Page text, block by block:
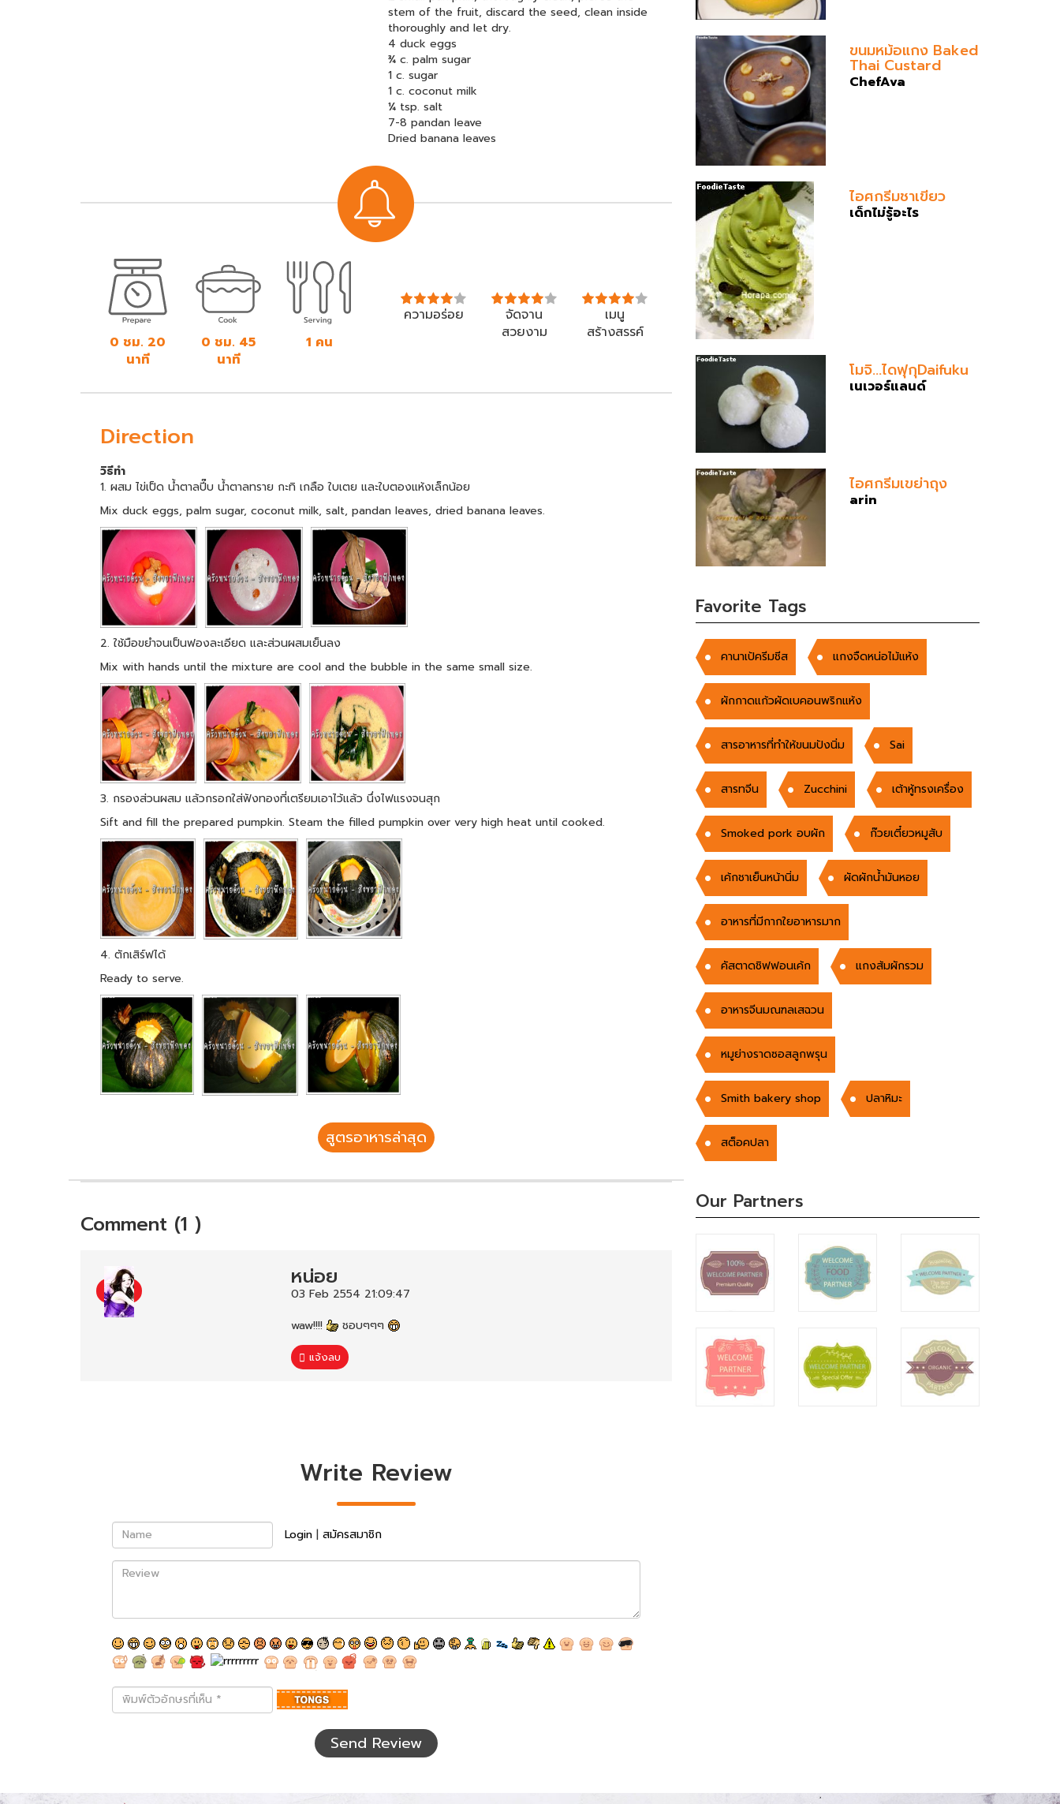
stem of the fruit, discard the seed, clean inside
thoroughly and let dry.
4 duck eggs
¾ c. palm sugar
1 c. sugar
1 c. coconut milk
¼ tsp. salt
7-8 pandan leave
Dried banana leaves
0 ชม. 20
นาที
0 ชม. 45
นาที
1 คน
ความอร่อย
จัดจาน
สวยงาม
เมนู
สร้างสรรค์
Direction
วิธีทำ
1. ผสม ไข่เป็ด น้ำตาลปี๊บ น้ำตาลทราย กะทิ เกลือ ใบเตย และใบตองแห้งเล็กน้อย
Mix duck eggs, palm sugar, coconut milk, salt, pandan leaves, dried banana leaves.
2. ใช้มือขยำจนเป็นฟองละเอียด และส่วนผสมเย็นลง
Mix with hands until the mixture are cool and the bubble in the same small size.
3. กรองส่วนผสม แล้วกรอกใส่ฟังทองที่เตรียมเอาไว้แล้ว นึ่งไฟแรงจนสุก
Sift and fill the prepared pumpkin. Steam the filled pumpkin over very high heat until cooked.
4. ตักเสิร์ฟได้
Ready to serve.
สูตรอาหารล่าสุด
Comment (1 )
หน่อย
03 Feb 2554 21:09:47
waw!!!!
ชอบๆๆๆ
แจ้งลบ
Write Review
Name Login | สมัครสมาชิก
Review
พิมพ์
ตัว
Send Review
ขนมหม้อแกง Baked
Thai Custard
ChefAva
ไอศกรีมชาเขียว
เด็กไม่รู้อะไร
โมจิ...ไดฟุกุDaifuku
เนเวอร์แลนด์
ไอศกรีมเขย่าถุง
arin
Favorite Tags
คานาเป้ครีมชีส แกงจืดหน่อไม้แห้ง
ผักกาดแก้วผัดเบคอนพริกแห้ง
สารอาหารที่ทำให้ขนมปังนิ่ม Sai
สารทจีน Zucchini เต้าหู้ทรงเครื่อง
Smoked pork อบผัก ก๊วยเตี๋ยวหมูสับ
เค้กชาเย็นหน้านิ่ม ผัดผักน้ำมันหอย
อาหารที่มีกากใยอาหารมาก
คัสตาดชิฟฟอนเค้ก แกงส้มผักรวม
อาหารจีนมณฑลเสฉวน
หมูย่างราดซอสลูกพรุน
Smith bakery shop ปลาหิมะ
สต็อคปลา
Our Partners